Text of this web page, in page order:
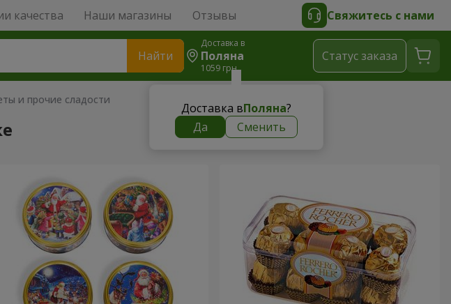
качества Наши магазины Отзывы Свяжитесь с нами
Найти
Доставка в
Поляна
1059 грн
Доставка вПоляна?
Да
Сменить
Cтатус заказа
и прочие сладости